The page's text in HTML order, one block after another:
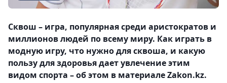
Сквош – игра, популярная среди аристократов и
миллионов людей по всему миру. Как играть в
модную игру, что нужно для сквоша, и какую
пользу для здоровья дает увлечение этим
видом спорта – об этом в материале Zakon.kz.